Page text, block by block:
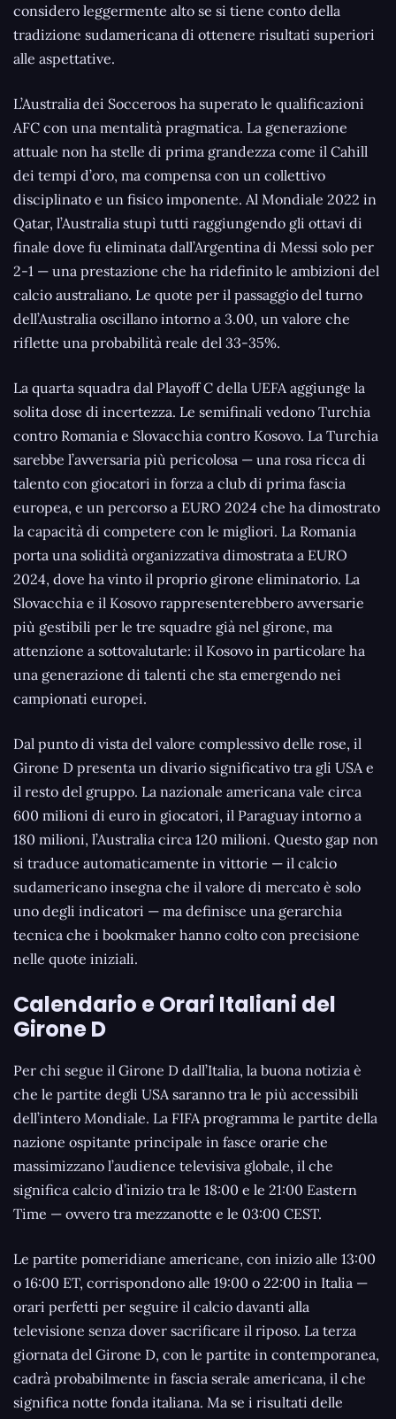
considero leggermente alto se si tiene conto della
tradizione sudamericana di ottenere risultati superiori
alle aspettative.
L’Australia dei Socceroos ha superato le qualificazioni
AFC con una mentalità pragmatica. La generazione
attuale non ha stelle di prima grandezza come il Cahill
dei tempi d’oro, ma compensa con un collettivo
disciplinato e un fisico imponente. Al Mondiale 2022 in
Qatar, l’Australia stupì tutti raggiungendo gli ottavi di
finale dove fu eliminata dall’Argentina di Messi solo per
2-1 — una prestazione che ha ridefinito le ambizioni del
calcio australiano. Le quote per il passaggio del turno
dell’Australia oscillano intorno a 3.00, un valore che
riflette una probabilità reale del 33-35%.
La quarta squadra dal Playoff C della UEFA aggiunge la
solita dose di incertezza. Le semifinali vedono Turchia
contro Romania e Slovacchia contro Kosovo. La Turchia
sarebbe l’avversaria più pericolosa — una rosa ricca di
talento con giocatori in forza a club di prima fascia
europea, e un percorso a EURO 2024 che ha dimostrato
la capacità di competere con le migliori. La Romania
porta una solidità organizzativa dimostrata a EURO
2024, dove ha vinto il proprio girone eliminatorio. La
Slovacchia e il Kosovo rappresenterebbero avversarie
più gestibili per le tre squadre già nel girone, ma
attenzione a sottovalutarle: il Kosovo in particolare ha
una generazione di talenti che sta emergendo nei
campionati europei.
Dal punto di vista del valore complessivo delle rose, il
Girone D presenta un divario significativo tra gli USA e
il resto del gruppo. La nazionale americana vale circa
600 milioni di euro in giocatori, il Paraguay intorno a
180 milioni, l’Australia circa 120 milioni. Questo gap non
si traduce automaticamente in vittorie — il calcio
sudamericano insegna che il valore di mercato è solo
uno degli indicatori — ma definisce una gerarchia
tecnica che i bookmaker hanno colto con precisione
nelle quote iniziali.
Calendario e Orari Italiani del
Girone D
Per chi segue il Girone D dall’Italia, la buona notizia è
che le partite degli USA saranno tra le più accessibili
dell’intero Mondiale. La FIFA programma le partite della
nazione ospitante principale in fasce orarie che
massimizzano l’audience televisiva globale, il che
significa calcio d’inizio tra le 18:00 e le 21:00 Eastern
Time — ovvero tra mezzanotte e le 03:00 CEST.
Le partite pomeridiane americane, con inizio alle 13:00
o 16:00 ET, corrispondono alle 19:00 o 22:00 in Italia —
orari perfetti per seguire il calcio davanti alla
televisione senza dover sacrificare il riposo. La terza
giornata del Girone D, con le partite in contemporanea,
cadrà probabilmente in fascia serale americana, il che
significa notte fonda italiana. Ma se i risultati delle